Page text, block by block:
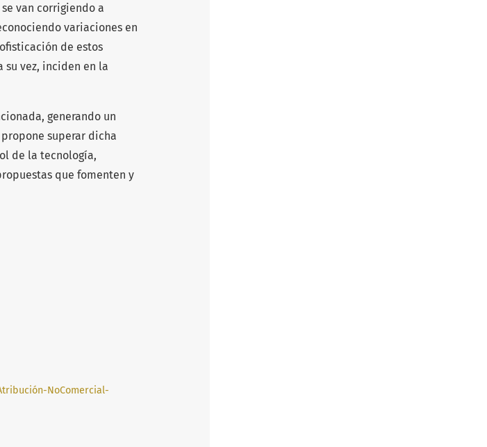
van corrigiendo a
variaciones en
de estos
vez, inciden en la
generando un
superar dicha
de la tecnología,
que fomenten y
NoComercial-